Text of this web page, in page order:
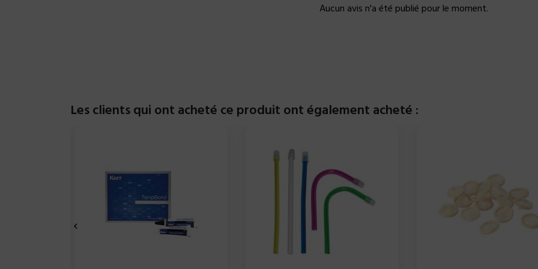
Aucun avis n'a été publié pour le moment.
Les clients qui ont acheté ce produit ont également acheté :
